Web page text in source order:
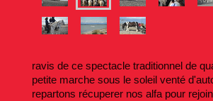
ravis de ce spectacle traditionnel de
petite marche sous le soleil venté
repartons récuperer nos alfa pour